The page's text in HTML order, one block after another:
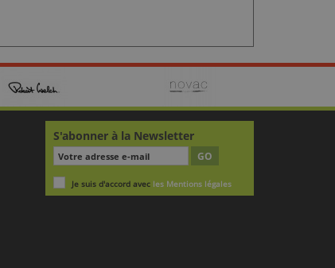
S'abonner à la Newsletter
GO
Je suis d'accord avec les Mentions légales